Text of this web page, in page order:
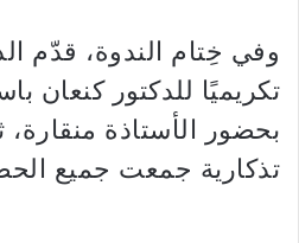
وفي خِتام الندوة، قدّم
تكريميًا للدكتور كنعان
بحضور الأستاذة
تذكارية جمعت جميع